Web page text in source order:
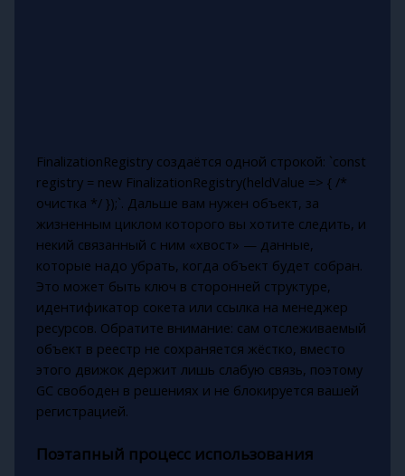
FinalizationRegistry создаётся одной строкой: `const
registry = new FinalizationRegistry(heldValue => { /*
очистка */ });`. Дальше вам нужен объект, за
жизненным циклом которого вы хотите следить, и
некий связанный с ним «хвост» — данные,
которые надо убрать, когда объект будет собран.
Это может быть ключ в сторонней структуре,
идентификатор сокета или ссылка на менеджер
ресурсов. Обратите внимание: сам отслеживаемый
объект в реестр не сохраняется жёстко, вместо
этого движок держит лишь слабую связь, поэтому
GC свободен в решениях и не блокируется вашей
регистрацией.
Поэтапный процесс использования